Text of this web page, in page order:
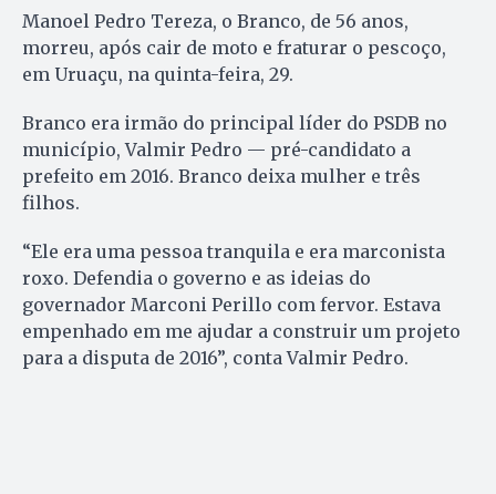
Manoel Pedro Tereza, o Branco, de 56 anos,
morreu, após cair de moto e fraturar o pescoço,
em Uruaçu, na quinta-feira, 29.
Branco era irmão do principal líder do PSDB no
município, Valmir Pedro — pré-candidato a
prefeito em 2016. Branco deixa mulher e três
filhos.
“Ele era uma pessoa tranquila e era marconista
roxo. Defendia o governo e as ideias do
governador Marconi Perillo com fervor. Estava
empenhado em me ajudar a construir um projeto
para a disputa de 2016”, conta Valmir Pedro.